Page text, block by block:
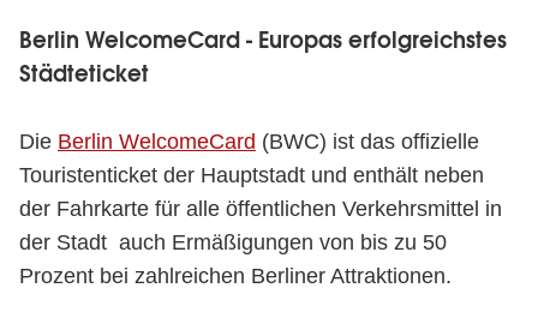
Berlin WelcomeCard - Europas erfolgreichstes
Städteticket
Die Berlin WelcomeCard (BWC) ist das offizielle
Touristenticket der Hauptstadt und enthält neben
der Fahrkarte für alle öffentlichen Verkehrsmittel in
der Stadt auch Ermäßigungen von bis zu 50
Prozent bei zahlreichen Berliner Attraktionen.